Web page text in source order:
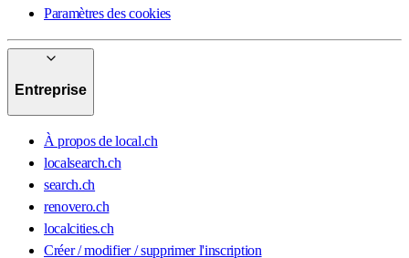
Paramètres des cookies
Entreprise
À propos de local.ch
localsearch.ch
search.ch
renovero.ch
localcities.ch
Créer / modifier / supprimer l'inscription